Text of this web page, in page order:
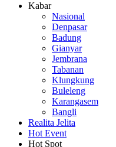
Kabar
Nasional
Denpasar
Badung
Gianyar
Jembrana
Tabanan
Klungkung
Buleleng
Karangasem
Bangli
Realita Jelita
Hot Event
Hot Spot